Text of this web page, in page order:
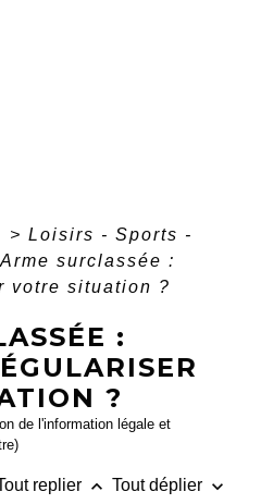
> Loisirs - Sports -
Arme surclassée :
votre situation ?
:
?
de l'information légale et
replier keyboard_arrow_up Tout déplier keyboard_arrow_down